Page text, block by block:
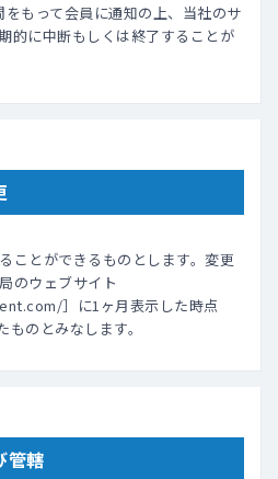
もって会員に通知の上、当社のサ
的に中断もしくは終了することが
ことができるものとします。変更
のウェブサイト
］に1ヶ月表示した時点
のとみなします。
管轄